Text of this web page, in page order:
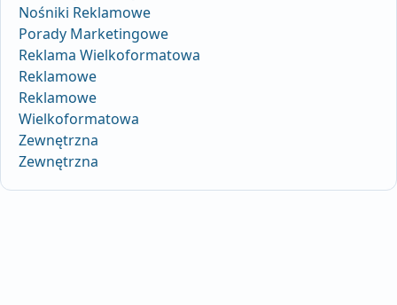
Nośniki Reklamowe
Porady Marketingowe
Reklama Wielkoformatowa
Reklamowe
Reklamowe
Wielkoformatowa
Zewnętrzna
Zewnętrzna